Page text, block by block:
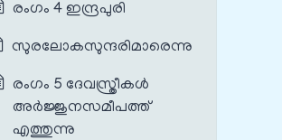
രംഗം 4 ഇന്ദ്രപുരി
സുരലോകസുന്ദരിമാരെന്നു
രംഗം 5 ദേവസ്ത്രീകൾ
അർജ്ജുനസമീപത്ത്
എത്തുന്നു